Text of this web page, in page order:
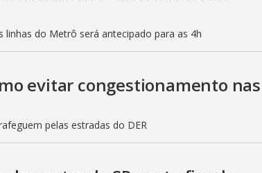
linhas do Metrô será antecipado para as 4h
evitar congestionamento nas
pelas estradas do DER